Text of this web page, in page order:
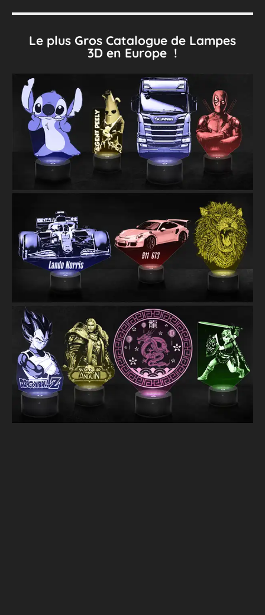
Le plus Gros Catalogue de Lampes
3D en Europe !